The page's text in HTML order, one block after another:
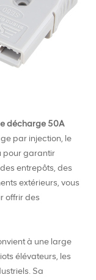
décharge 50A
par injection, le
pour garantir
entrepôts, des
extérieurs, vous
offrir des
à une large
élévateurs, les
Sa